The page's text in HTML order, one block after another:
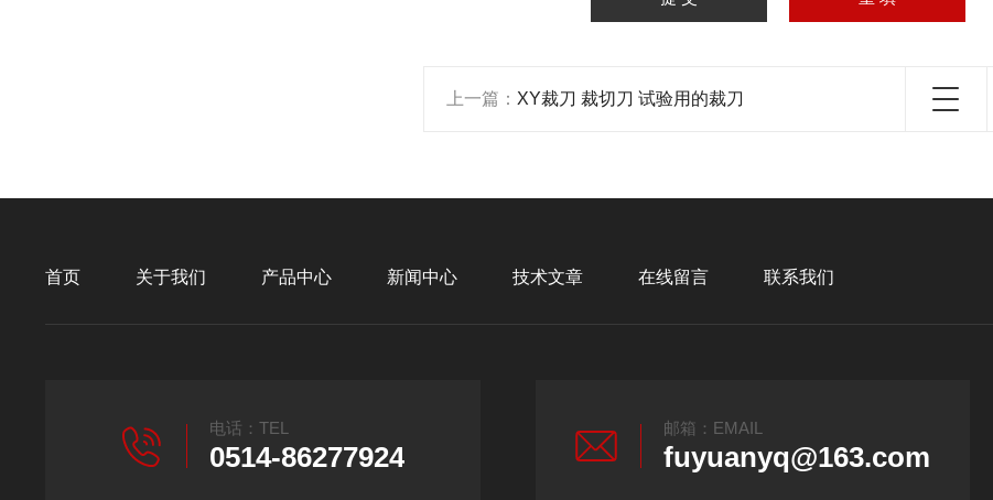
上一篇： XY裁刀 裁切刀 试验用的裁刀
首页 关于我们 产品中心 新闻中心 技术文章 在线留言 联系我们
电话：TEL
0514-86277924
邮箱：EMAIL
fuyuanyq@163.com